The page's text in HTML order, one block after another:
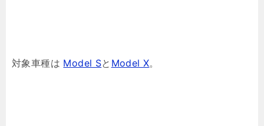
対象車種は Model Sと Model X。